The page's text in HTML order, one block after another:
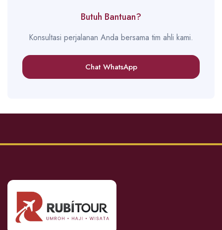
Butuh Bantuan?
Konsultasi perjalanan Anda bersama tim ahli kami.
Chat WhatsApp